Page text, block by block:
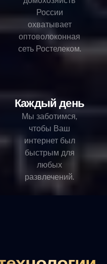
России
охватывает
оптоволоконная
сеть Ростелеком.
Каждый день
Мы заботимся,
чтобы Ваш
интернет был
быстрым для
любых
развлечений.